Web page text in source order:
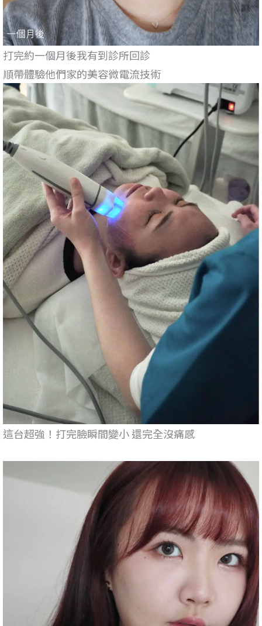
打完約一個月後我有到診所回診
順帶體驗他們家的美容微電流技術
這台超強！打完臉瞬間變小 還完全沒痛感